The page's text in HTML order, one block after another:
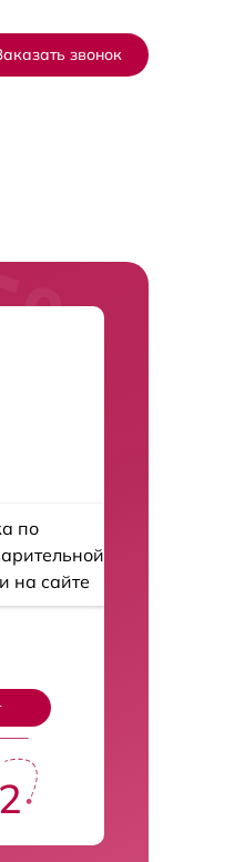
звонок
по
на сайте